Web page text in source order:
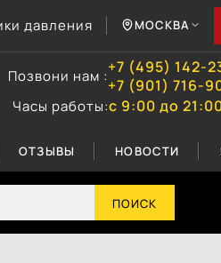
давления МОСКВА
Позвони нам :+7 (495) 142-
+7 (901) 716-
Часы работы:с 9:00 до
ОТЗЫВЫ НОВОСТИ
ПОИСК